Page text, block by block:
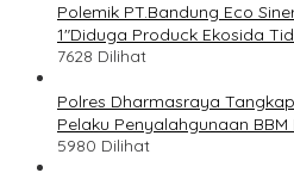
Polemik PT.Bandung Eco
1″Diduga Produck Ekosida
7628 Dilihat
Polres Dharmasraya
Pelaku Penyalahgunaan BBM
5980 Dilihat